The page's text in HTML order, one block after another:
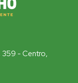
359 - Centro,